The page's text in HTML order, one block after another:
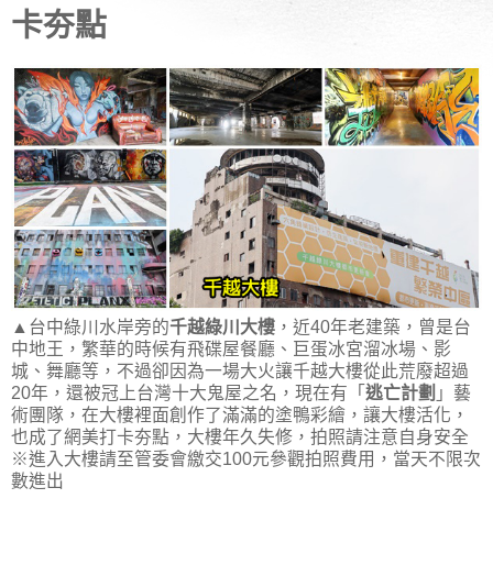
卡夯點
▲台中綠川水岸旁的千越綠川大樓 ，近40年老建築，曾是台
中地王，繁華的時候有飛碟屋餐廳、巨蛋冰宮溜冰場、影
城、舞廳等，不過卻因為一場大火讓千越大樓從此荒廢超過
20年，還被冠上台灣十大鬼屋之名，現在有「 逃亡計劃 」藝
術團隊，在大樓裡面創作了滿滿的塗鴨彩繪，讓大樓活化，
也成了網美打卡夯點，大樓年久失修，拍照請注意自身安全
※進入大樓請至管委會繳交100元參觀拍照費用，當天不限次
數進出